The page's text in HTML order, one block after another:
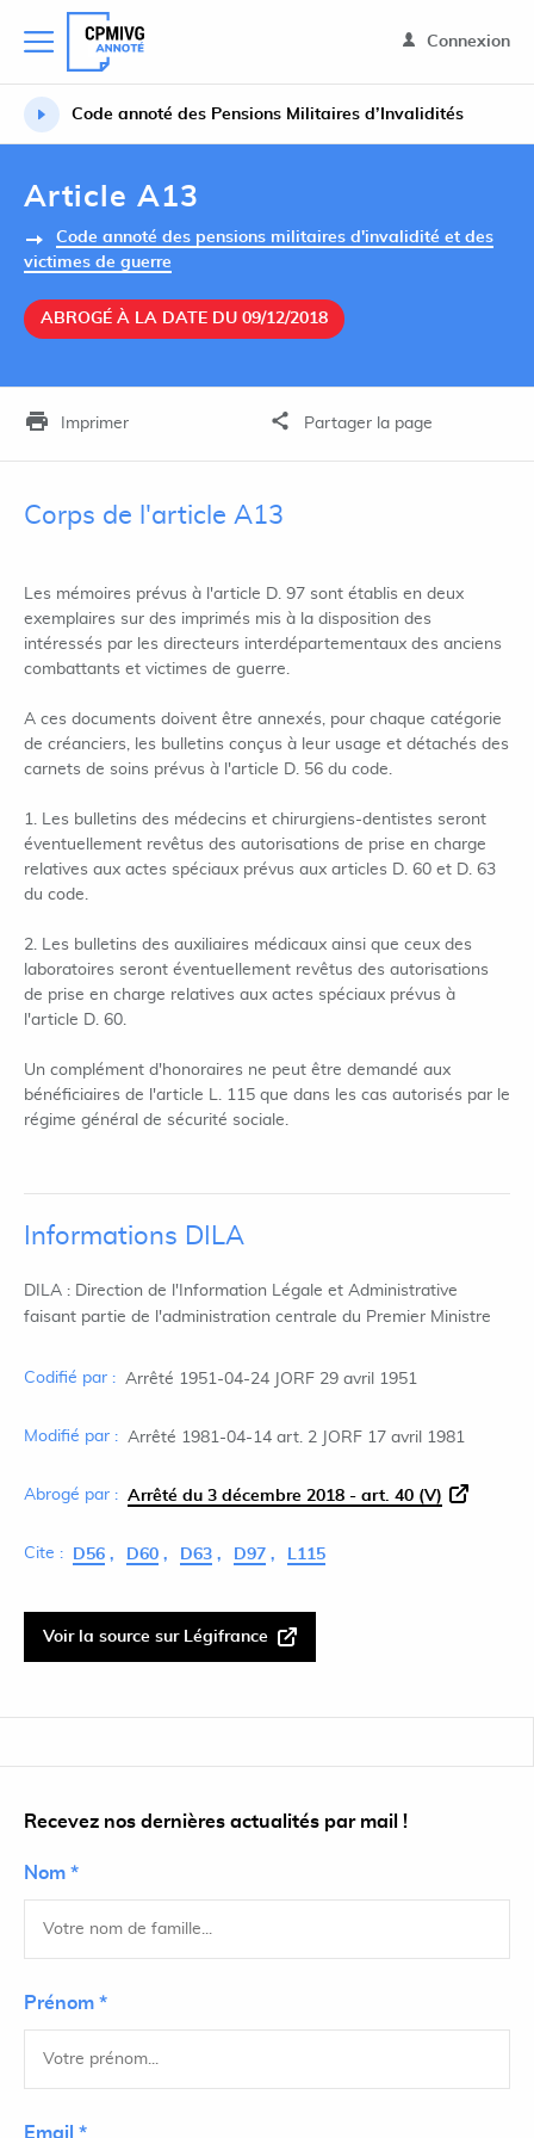
Connexion
Code annoté des Pensions Militaires d’Invalidités
Article A13
Code annoté des pensions militaires d'invalidité et des
victimes de guerre
ABROGÉ À LA DATE DU 09/12/2018
Imprimer Partager la page
Corps de l'article A13
Les mémoires prévus à l'article D. 97 sont établis en deux
exemplaires sur des imprimés mis à la disposition des
intéressés par les directeurs interdépartementaux des anciens
combattants et victimes de guerre.
A ces documents doivent être annexés, pour chaque catégorie
de créanciers, les bulletins conçus à leur usage et détachés des
carnets de soins prévus à l'article D. 56 du code.
1. Les bulletins des médecins et chirurgiens-dentistes seront
éventuellement revêtus des autorisations de prise en charge
relatives aux actes spéciaux prévus aux articles D. 60 et D. 63
du code.
2. Les bulletins des auxiliaires médicaux ainsi que ceux des
laboratoires seront éventuellement revêtus des autorisations
de prise en charge relatives aux actes spéciaux prévus à
l'article D. 60.
Un complément d'honoraires ne peut être demandé aux
bénéficiaires de l'article L. 115 que dans les cas autorisés par le
régime général de sécurité sociale.
Informations DILA
DILA : Direction de l'Information Légale et Administrative
faisant partie de l'administration centrale du Premier Ministre
Codifié par : Arrêté 1951-04-24 JORF 29 avril 1951
Modifié par : Arrêté 1981-04-14 art. 2 JORF 17 avril 1981
Abrogé par : Arrêté du 3 décembre 2018 - art. 40 (V)
Cite : D56 D60 D63 D97 L115
Voir la source sur Légifrance
Recevez nos dernières actualités par mail !
Nom *
Prénom *
Email *